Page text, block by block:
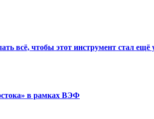
всё, чтобы этот инструмент стал ещё
в рамках ВЭФ